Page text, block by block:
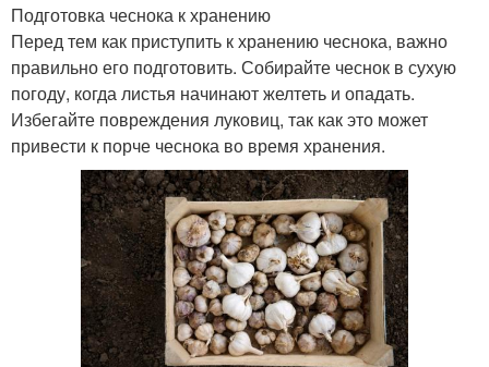
Подготовка чеснока к хранению
Перед тем как приступить к хранению чеснока, важно
правильно его подготовить. Собирайте чеснок в сухую
погоду, когда листья начинают желтеть и опадать.
Избегайте повреждения луковиц, так как это может
привести к порче чеснока во время хранения.